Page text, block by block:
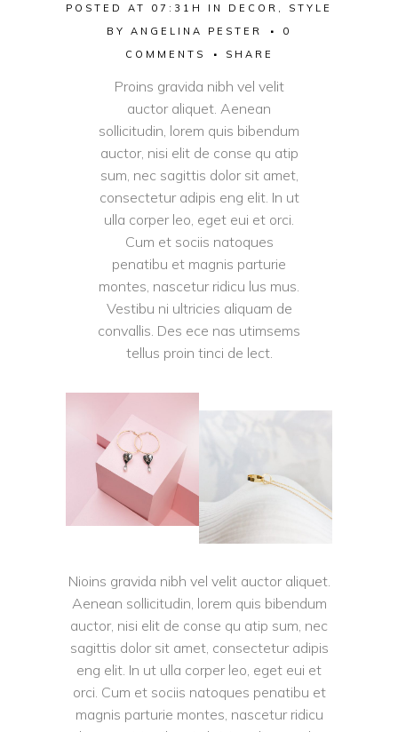
POSTED AT 07:31H IN DECOR , STYLE
BY ANGELINA PESTER
0
COMMENTS
SHARE
Proins gravida nibh vel velit
auctor aliquet. Aenean
sollicitudin, lorem quis bibendum
auctor, nisi elit de conse qu atip
sum, nec sagittis dolor sit amet,
consectetur adipis eng elit. In ut
ulla corper leo, eget eui et orci.
Cum et sociis natoques
penatibu et magnis parturie
montes, nascetur ridicu lus mus.
Vestibu ni ultricies aliquam de
convallis. Des ece nas utimsems
tellus proin tinci de lect.
Nioins gravida nibh vel velit auctor aliquet.
Aenean sollicitudin, lorem quis bibendum
auctor, nisi elit de conse qu atip sum, nec
sagittis dolor sit amet, consectetur adipis
eng elit. In ut ulla corper leo, eget eui et
orci. Cum et sociis natoques penatibu et
magnis parturie montes, nascetur ridicu